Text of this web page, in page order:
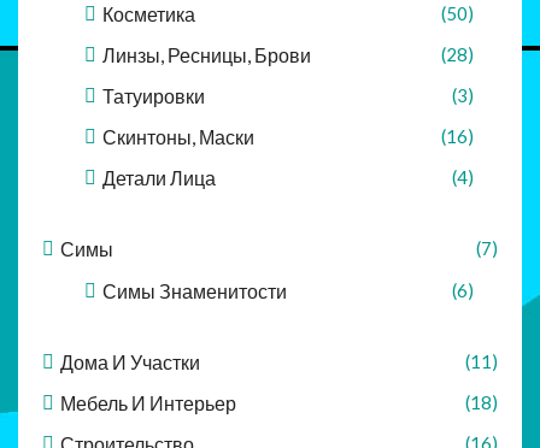
Косметика (50)
Линзы, Ресницы, Брови (28)
Татуировки (3)
Скинтоны, Маски (16)
Детали Лица (4)
Симы (7)
Симы Знаменитости (6)
Дома И Участки (11)
Мебель И Интерьер (18)
(16)